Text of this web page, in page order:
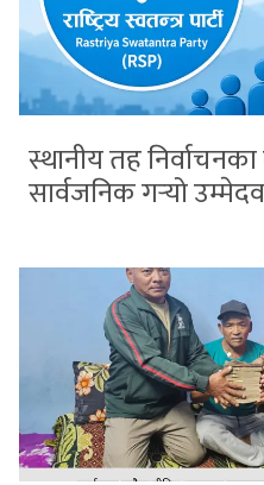
स्थानीय तह
सार्वजनिक गर्‍यो